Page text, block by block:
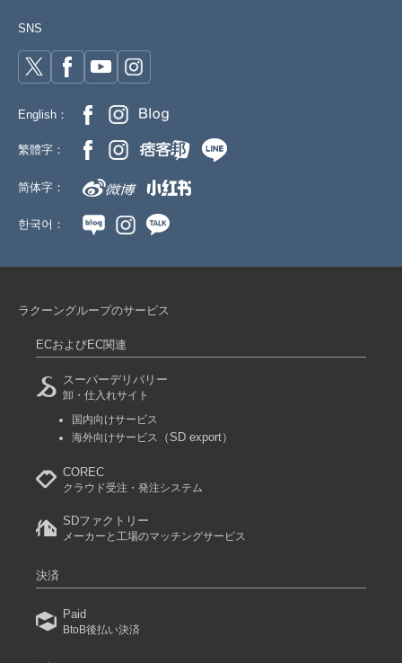
SNS
English：
繁體字：
简体字：
한국어：
ラクーングループのサービス
ECおよびEC関連
スーパーデリバリー
卸・仕入れサイト
国内向けサービス
海外向けサービス
（SD export）
COREC
クラウド受注・発注システム
SDファクトリー
メーカーと工場のマッチングサービス
決済
Paid
BtoB後払い決済